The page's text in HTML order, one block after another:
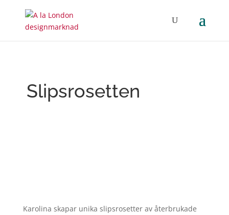
Slipsrosetten
Karolina skapar unika slipsrosetter av återbrukade